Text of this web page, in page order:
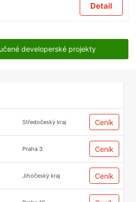
Detail
developerské projekty
Středočeský kraj Ceník
Praha 3 Ceník
Jihočeský kraj Ceník